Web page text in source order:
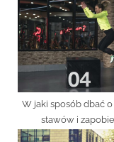
W jaki sposób dbać
stawów i
kontuzjom?